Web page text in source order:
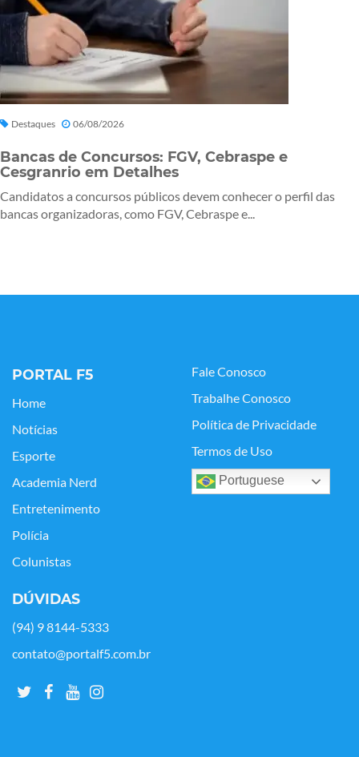
Destaques 06/08/2026
Bancas de Concursos: FGV, Cebraspe e
Cesgranrio em Detalhes
Candidatos a concursos públicos devem conhecer o perfil das
bancas organizadoras, como FGV, Cebraspe e...
PORTAL F5
Home
Notícias
Esporte
Academia Nerd
Entretenimento
Polícia
Colunistas
Fale Conosco
Trabalhe Conosco
Política de Privacidade
Termos de Uso
Portuguese
DÚVIDAS
(94) 9 8144-5333
contato@portalf5.com.br